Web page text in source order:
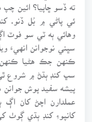
ته ڏسو ڇاپيا؟ ائين
ئي پاڻي ۾ بُل ڏنو.
وهائي ٻه ٽي سو فوٽ
سڀني نوجوانن انهيءَ
ڪنهن جڪ هڻيا
سڀ کنڊ ٻڌڻ ۾ شروع ٿي
پيشه سفيد پوش
عملدارن اچڻ کان
کانپوءِ کنڊ ٻڌي ڳوٺ